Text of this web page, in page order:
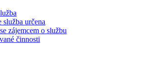
služba určena
zájemcem o službu
činnosti